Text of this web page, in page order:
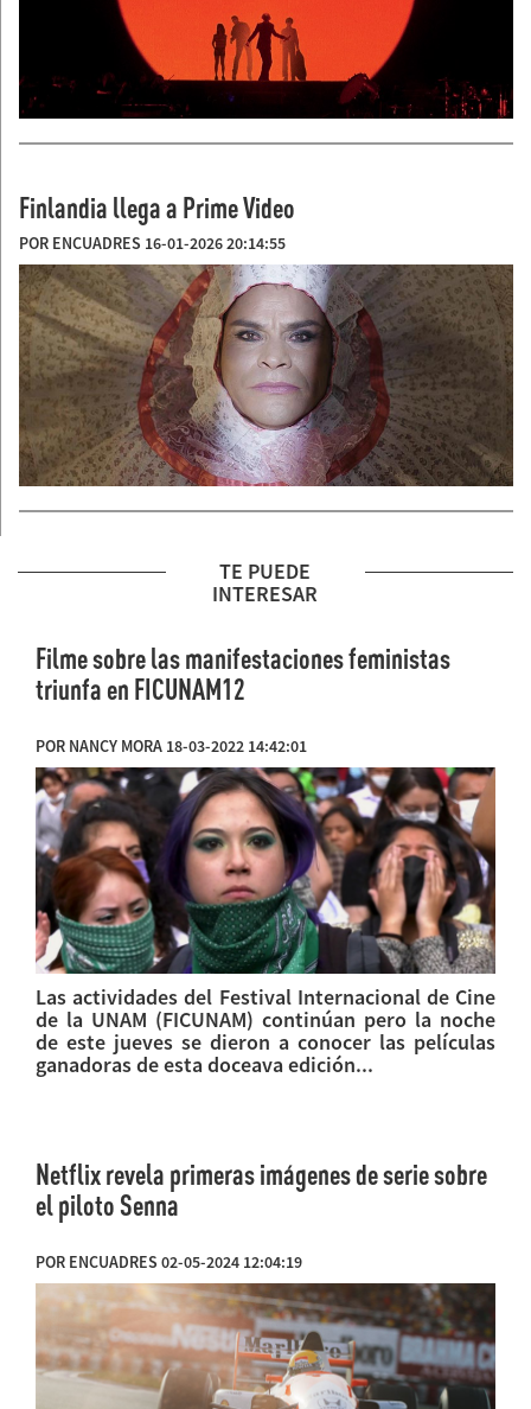
Finlandia llega a Prime Video
POR ENCUADRES 16-01-2026 20:14:55
TE PUEDE
INTERESAR
Filme sobre las manifestaciones feministas
triunfa en FICUNAM12
POR NANCY MORA 18-03-2022 14:42:01
Las actividades del Festival Internacional de Cine
de la UNAM (FICUNAM) continúan pero la noche
de este jueves se dieron a conocer las películas
ganadoras de esta doceava edición...
Netflix revela primeras imágenes de serie sobre
el piloto Senna
POR ENCUADRES 02-05-2024 12:04:19